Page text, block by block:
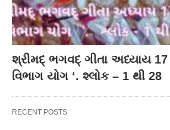
શ્રીમદ્ ભગવદ્ ગીતા અધ્યાય 17
વિભાગ યોગ ‘. શ્લોક – 1 થી 28
RECENT POSTS